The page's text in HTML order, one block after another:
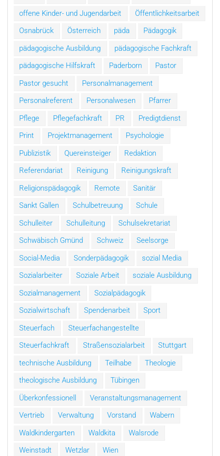
offene Kinder- und Jugendarbeit
Öffentlichkeitsarbeit
Osnabrück
Österreich päda
Pädagogik
pädagogische Ausbildung
pädagogische Fachkraft
pädagogische Hilfskraft
Paderborn
Pastor
Pastor gesucht
Personalmanagement
Personalreferent
Personalwesen
Pfarrer
Pflege
Pflegefachkraft PR
Predigtdienst
Print
Projektmanagement
Psychologie
Publizistik
Quereinsteiger
Redaktion
Referendariat
Reinigung
Reinigungskraft
Religionspädagogik
Remote
Sanitär
Sankt Gallen
Schulbetreuung
Schule
Schulleiter
Schulleitung
Schulsekretariat
Schwäbisch Gmünd
Schweiz
Seelsorge
Social-Media
Sonderpädagogik
sozial Media
Sozialarbeiter
Soziale Arbeit
soziale Ausbildung
Sozialmanagement
Sozialpädagogik
Sozialwirtschaft
Spendenarbeit
Sport
Steuerfach
Steuerfachangestellte
Steuerfachkraft
Straßensozialarbeit
Stuttgart
technische Ausbildung
Teilhabe
Theologie
theologische Ausbildung
Tübingen
Überkonfessionell
Veranstaltungsmanagement
Vertrieb
Verwaltung Vorstand
Wabern
Waldkindergarten
Waldkita
Walsrode
Weinstadt
Wetzlar
Wien